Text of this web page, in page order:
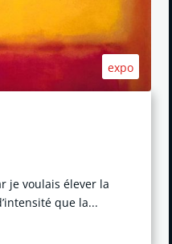
expo
je voulais élever la
que la...